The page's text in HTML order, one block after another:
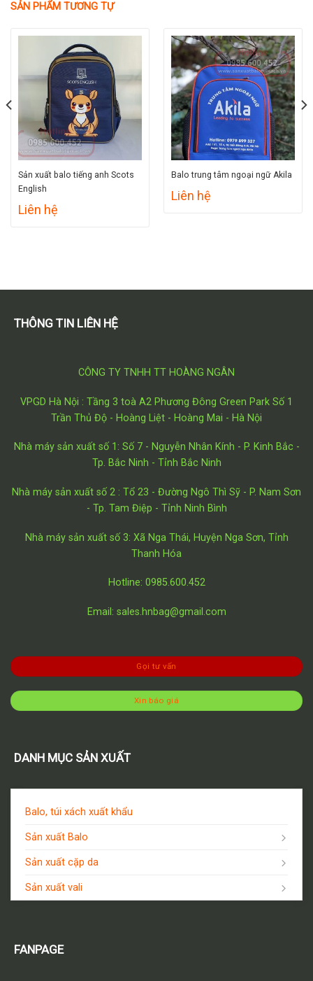
SẢN PHẨM TƯƠNG TỰ
Sản xuất balo tiếng anh Scots
English
Liên hệ
Balo trung tâm ngoại ngữ Akila
Liên hệ
THÔNG TIN LIÊN HỆ
CÔNG TY TNHH TT HOÀNG NGÂN
VPGD Hà Nội : Tầng 3 toà A2 Phương Đông Green Park Số 1
Trần Thủ Độ - Hoàng Liệt - Hoàng Mai - Hà Nội
Nhà máy sản xuất số 1: Số 7 - Nguyễn Nhân Kính - P. Kinh Bắc -
Tp. Bắc Ninh - Tỉnh Bắc Ninh
Nhà máy sản xuất số 2 : Tổ 23 - Đường Ngô Thì Sỹ - P. Nam Sơn
- Tp. Tam Điệp - Tỉnh Ninh Bình
Nhà máy sản xuất số 3: Xã Nga Thái, Huyện Nga Sơn, Tỉnh
Thanh Hóa
Hotline: 0985.600.452
Email: sales.hnbag@gmail.com
Gọi tư vấn
Xin báo giá
DANH MỤC SẢN XUẤT
Balo, túi xách xuất khẩu
Sản xuất Balo
Sản xuất cặp da
Sản xuất vali
FANPAGE